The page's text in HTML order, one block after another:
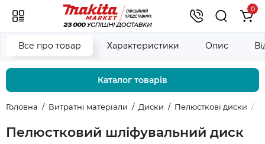
0
Каталог товарів
Головна Витратні матеріали Диски Пелюсткові диски
Пелюстковий шліфувальний диск
Все про товар Характеристики Опис